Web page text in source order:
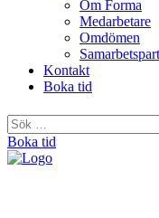
Om Forma
Medarbetare
Omdömen
Kontakt
Boka tid
Boka tid